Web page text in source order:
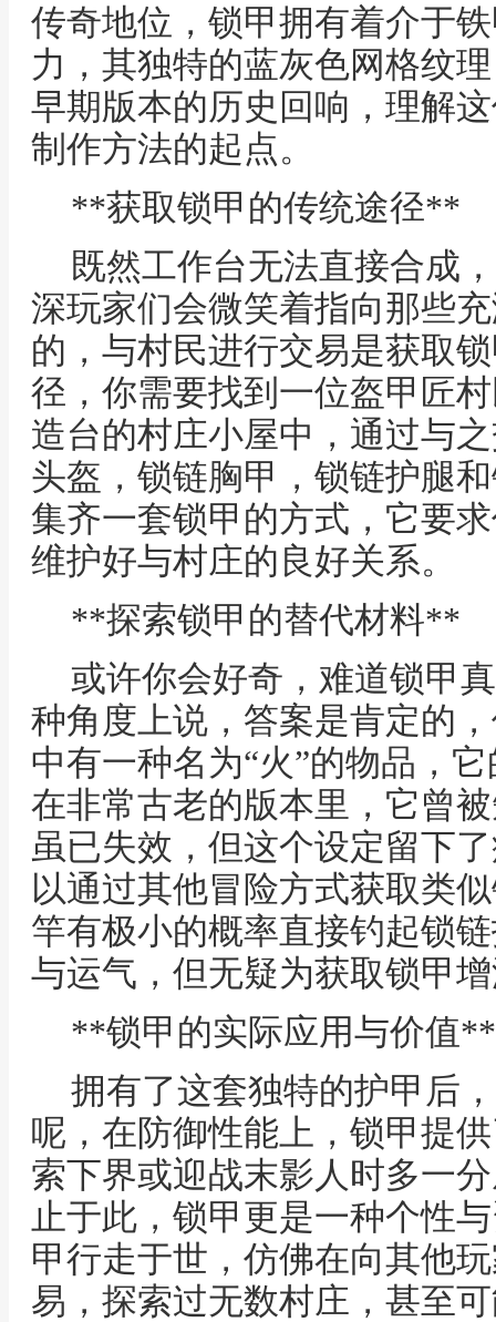
传奇地位，锁甲拥有着介于
力，其独特的蓝灰色网格纹
早期版本的历史回响，理解
制作方法的起点。
**获取锁甲的传统途径**
既然工作台无法直接合成
深玩家们会微笑着指向那些
的，与村民进行交易是获取
径，你需要找到一位盔甲匠
造台的村庄小屋中，通过与
头盔，锁链胸甲，锁链护腿
集齐一套锁甲的方式，它要
维护好与村庄的良好关系。
**探索锁甲的替代材料**
或许你会好奇，难道锁甲
种角度上说，答案是肯定的
中有一种名为“火”的物品，
在非常古老的版本里，它曾
虽已失效，但这个设定留下
以通过其他冒险方式获取类
竿有极小的概率直接钓起锁
与运气，但无疑为获取锁甲
**锁甲的实际应用与价值**
拥有了这套独特的护甲后
呢，在防御性能上，锁甲提
索下界或迎战末影人时多一
止于此，锁甲更是一种个性
甲行走于世，仿佛在向其他
易，探索过无数村庄，甚至